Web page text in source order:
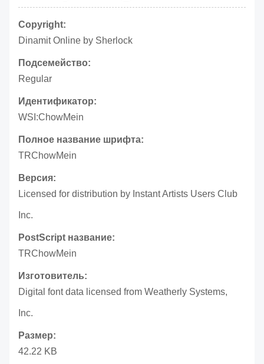
Copyright:
Dinamit Online by Sherlock
Подсемейство:
Regular
Идентификатор:
WSI:ChowMein
Полное название шрифта:
TRChowMein
Версия:
Licensed for distribution by Instant Artists Users Club
Inc.
PostScript название:
TRChowMein
Изготовитель:
Digital font data licensed from Weatherly Systems,
Inc.
Размер:
42.22 KB